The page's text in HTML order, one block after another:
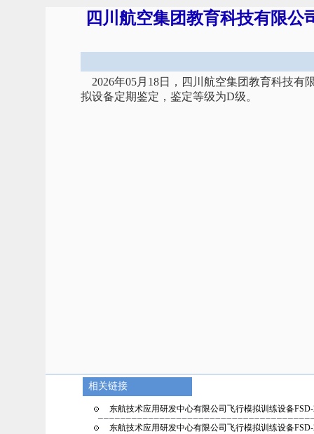
四川航空集团教育科技有限公
2026年05月18日，四川航空集团教育科技有
拟设备定期鉴定，鉴定等级为D级。
相关链接
东航技术应用研发中心有限公司飞行模拟训练设备
东航技术应用研发中心有限公司飞行模拟训练设备